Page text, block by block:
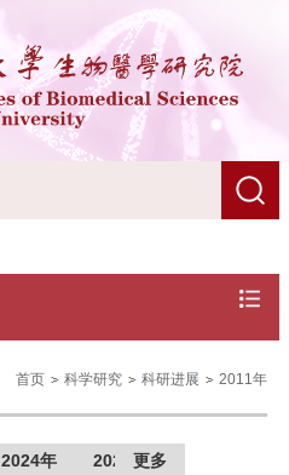
首页 科学研究 科研进展 2011年
2024年
2023年更多